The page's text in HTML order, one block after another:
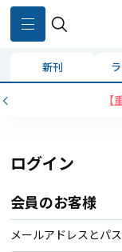
新刊
ログイン
会員のお客様
メールアドレスとパ